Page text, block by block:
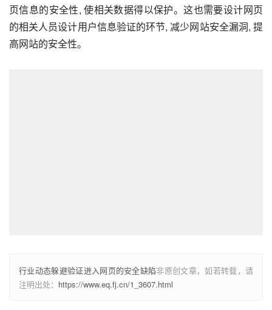
页信息的安全性, 使相关数据得以保护。这也需要设计网页
的相关人员设计用户信息验证的环节, 减少网站安全漏洞, 提
高网站的安全性。
行业动态躲避验证进入网页的安全缺陷非原创文章，如若转载，请
注明出处： https://www.eq.fj.cn/1_3607.html